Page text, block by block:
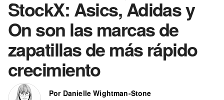
StockX: Asics, Adidas y
On son las marcas de
zapatillas de más rápido
crecimiento
Por Danielle Wightman-Stone